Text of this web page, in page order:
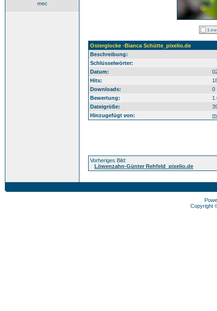
mec
Osterglocke -Bianca Schütte_pixelio.de
Beschreibung:
Schlüsselwörter:
Datum:
Hits:
Downloads:
0
Bewertung:
Dateigröße:
Hinzugefügt von:
Vorheriges Bild:
Löwenzahn-Günter Rehfeld_pixelio.de
Copyright